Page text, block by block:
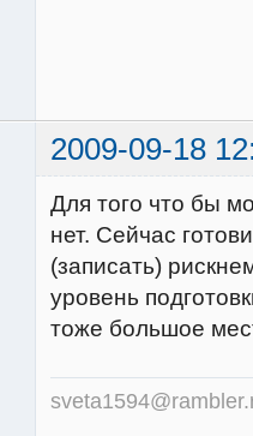
2009-09-18
Для того что бы
нет. Сейчас
(записать)
уровень
тоже большое